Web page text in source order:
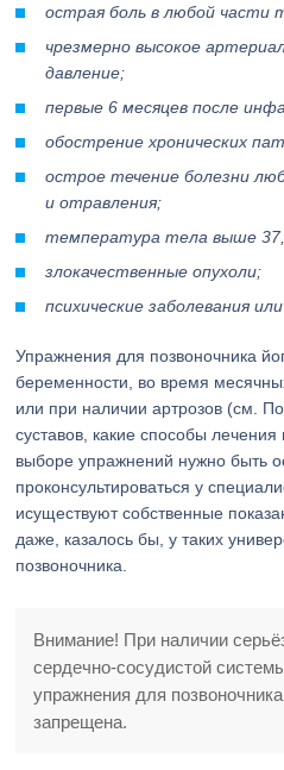
острая боль в любой части
чрезмерно высокое
давление;
первые 6 месяцев после
обострение хронических
острое течение болезни
и отравления;
температура тела выше
злокачественные опухоли;
психические заболевания
Упражнения для позвоночника
беременности, во время
или при наличии артрозов (см.
суставов, какие способы
выборе упражнений нужно быть
проконсультироваться у
исуществуют собственные
даже, казалось бы, у таких
позвоночника.
Внимание! При наличии
сердечно-сосудистой
упражнения для
запрещена.